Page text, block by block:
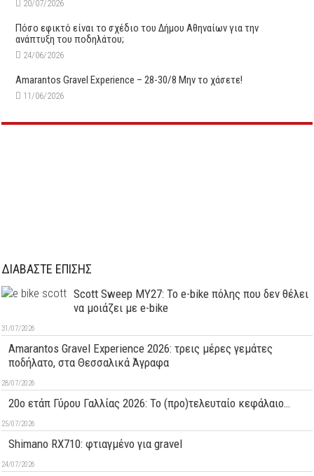
20/07/2026
Πόσο εφικτό είναι το σχέδιο του Δήμου Αθηναίων για την
ανάπτυξη του ποδηλάτου;
24/06/2026
Amarantos Gravel Experience – 28-30/8 Μην το χάσετε!
11/06/2026
ΔΙΑΒΑΣΤΕ ΕΠΙΣΗΣ
Scott Sweep MY27: Το e-bike πόλης που δεν θέλει
να μοιάζει με e-bike
31/07/2026
Amarantos Gravel Experience 2026: τρεις μέρες γεμάτες
ποδήλατο, στα Θεσσαλικά Άγραφα
28/07/2026
20ο ετάπ Γύρου Γαλλίας 2026: Το (προ)τελευταίο κεφάλαιο…
25/07/2026
Shimano RX710: φτιαγμένο για gravel
24/07/2026